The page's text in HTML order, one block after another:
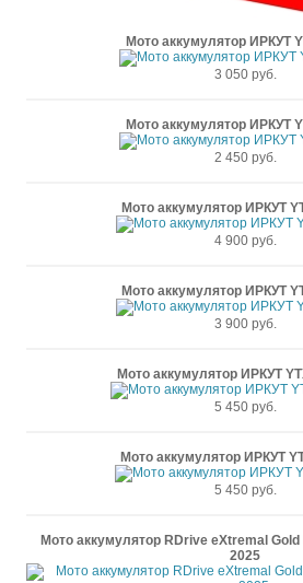
Мото аккумулятор ИРКУТ
3 050 руб.
Мото аккумулятор ИРКУТ
2 450 руб.
Мото аккумулятор ИРКУТ
4 900 руб.
Мото аккумулятор ИРКУТ
3 900 руб.
Мото аккумулятор ИРКУТ
5 450 руб.
Мото аккумулятор ИРКУТ
5 450 руб.
Мото аккумулятор RDrive eXtremal Gold
2025